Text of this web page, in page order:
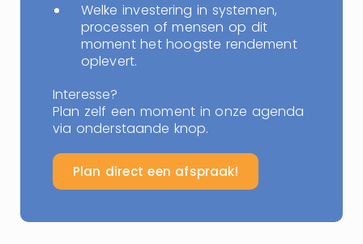
Welke investering in systemen,
processen of mensen op dit
moment het hoogste rendement
oplevert.
Interesse?
Plan zelf een moment in onze agenda
via onderstaande knop.
Plan direct een afspraak!